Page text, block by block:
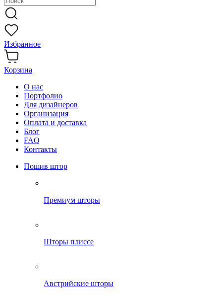
Избранное
Корзина
О нас
Портфолио
Для дизайнеров
Организация
Оплата и доставка
Блог
FAQ
Контакты
Пошив штор
Премиум шторы
Шторы плиссе
Австрийские шторы